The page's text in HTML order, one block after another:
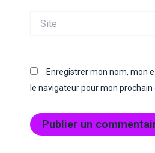
Enregistrer mon nom, mon
le navigateur pour mon prochain